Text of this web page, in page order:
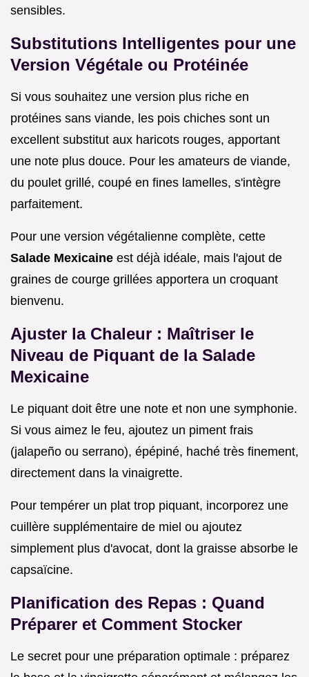
sensibles.
Substitutions Intelligentes pour une
Version Végétale ou Protéinée
Si vous souhaitez une version plus riche en
protéines sans viande, les pois chiches sont un
excellent substitut aux haricots rouges, apportant
une note plus douce. Pour les amateurs de viande,
du poulet grillé, coupé en fines lamelles, s'intègre
parfaitement.
Pour une version végétalienne complète, cette
Salade Mexicaine est déjà idéale, mais l'ajout de
graines de courge grillées apportera un croquant
bienvenu.
Ajuster la Chaleur : Maîtriser le
Niveau de Piquant de la Salade
Mexicaine
Le piquant doit être une note et non une symphonie.
Si vous aimez le feu, ajoutez un piment frais
(jalapeño ou serrano), épépiné, haché très finement,
directement dans la vinaigrette.
Pour tempérer un plat trop piquant, incorporez une
cuillère supplémentaire de miel ou ajoutez
simplement plus d'avocat, dont la graisse absorbe le
capsaïcine.
Planification des Repas : Quand
Préparer et Comment Stocker
Le secret pour une préparation optimale : préparez